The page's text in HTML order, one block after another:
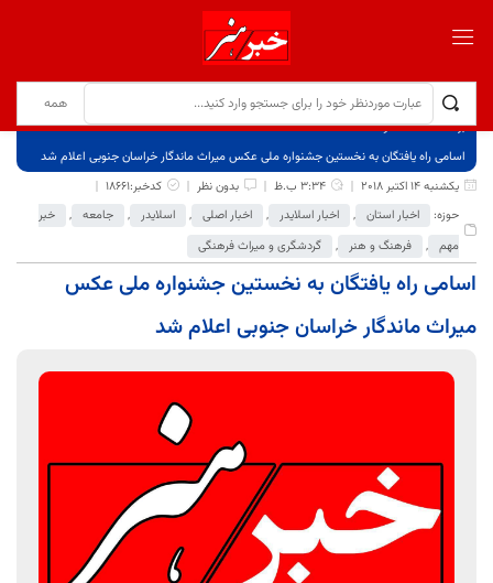
برگ نخست
نوشته‌ها
اسامی راه یافتگان به نخستین جشنواره ملی عکس میراث ماندگار خراسان جنوبی اعلام شد
یکشنبه 14 اکتبر 2018
3:34 ب.ظ بدون نظر
کدخبر:18661
حوزه:
اخبار استان , اخبار اسلایدر , اخبار اصلی , اسلایدر , جامعه ,
خبر
مهم , فرهنگ و هنر , گردشگری و میراث فرهنگی
اسامی راه یافتگان به نخستین جشنواره ملی عکس
میراث ماندگار خراسان جنوبی اعلام شد